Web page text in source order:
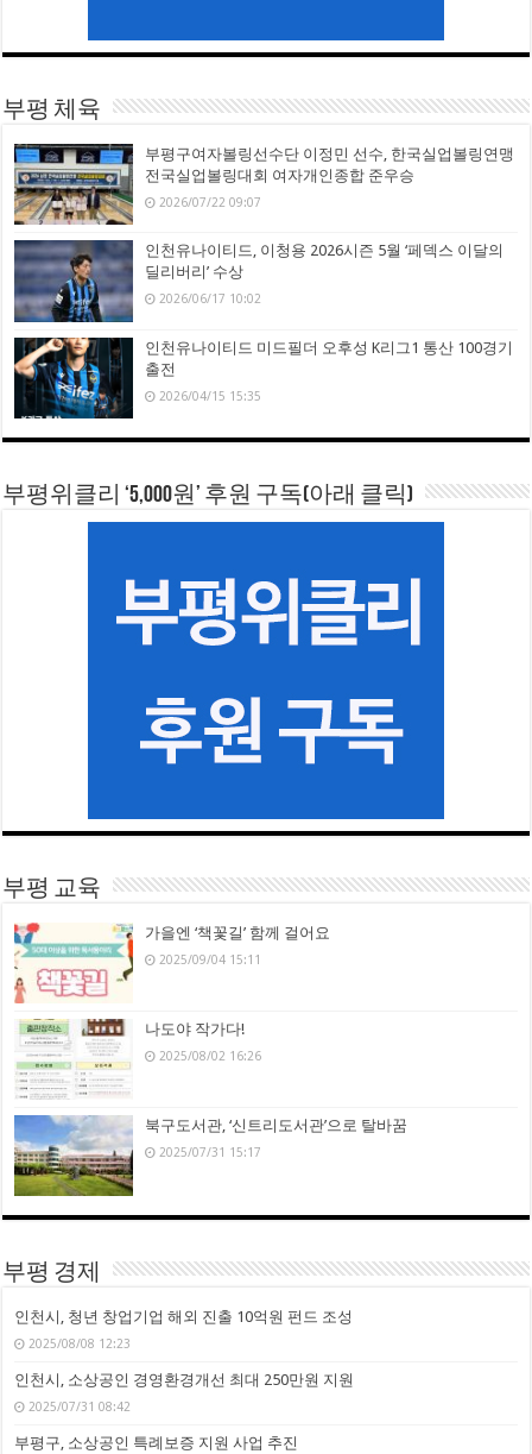
부평 체육
부평구여자볼링선수단 이정민 선수, 한국실업볼링연맹
전국실업볼링대회 여자개인종합 준우승
2026/07/22 09:07
인천유나이티드, 이청용 2026시즌 5월 ‘페덱스 이달의
딜리버리’ 수상
2026/06/17 10:02
인천유나이티드 미드필더 오후성 K리그1 통산 100경기
출전
2026/04/15 15:35
부평위클리 ‘5,000원’ 후원 구독(아래 클릭)
부평 교육
가을엔 ‘책꽃길’ 함께 걸어요
2025/09/04 15:11
나도야 작가다!
2025/08/02 16:26
북구도서관, ‘신트리도서관’으로 탈바꿈
2025/07/31 15:17
부평 경제
인천시, 청년 창업기업 해외 진출 10억원 펀드 조성
2025/08/08 12:23
인천시, 소상공인 경영환경개선 최대 250만원 지원
2025/07/31 08:42
부평구, 소상공인 특례보증 지원 사업 추진